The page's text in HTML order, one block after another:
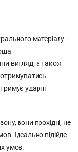
матеріалу –
вигляд, а також
ударні
вони прохідні, не
Ідеально підійде
умов.